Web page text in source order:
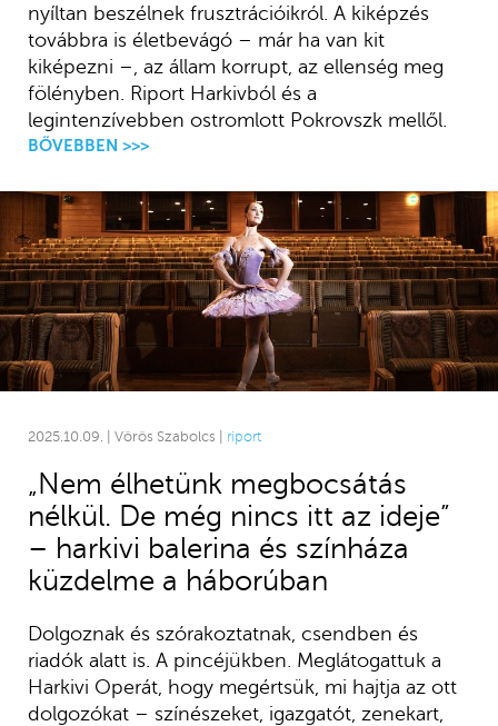
nyíltan beszélnek frusztrációikról. A kiképzés
továbbra is életbevágó – már ha van kit
kiképezni –, az állam korrupt, az ellenség meg
fölényben. Riport Harkivból és a
legintenzívebben ostromlott Pokrovszk mellől.
BŐVEBBEN >>>
2025.10.09. | Vörös Szabolcs | riport
„Nem élhetünk megbocsátás
nélkül. De még nincs itt az ideje”
– harkivi balerina és színháza
küzdelme a háborúban
Dolgoznak és szórakoztatnak, csendben és
riadók alatt is. A pincéjükben. Meglátogattuk a
Harkivi Operát, hogy megértsük, mi hajtja az ott
dolgozókat – színészeket, igazgatót, zenekart,